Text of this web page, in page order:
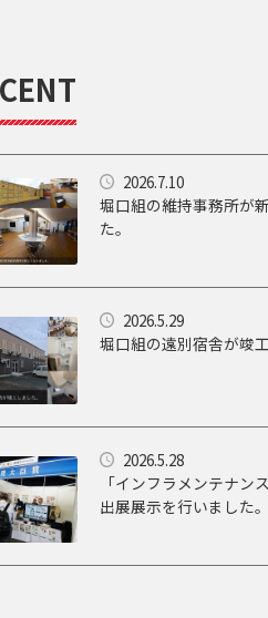
2026.7.10
堀口組の維持事務所が
た。
2026.5.29
堀口組の遠別宿舎が竣
2026.5.28
「インフラメンテナン
出展展示を行いました。